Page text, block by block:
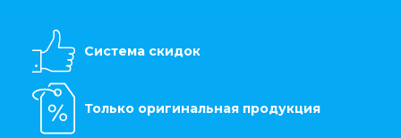
Система скидок
Только оригинальная продукция